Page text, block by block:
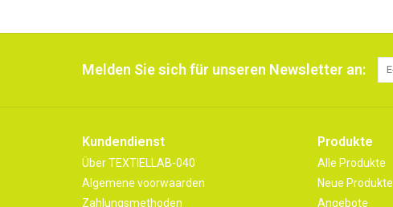
Melden Sie sich für unseren Newsletter an:
Kundendienst
Über TEXTIELLAB-040
Algemene voorwaarden
Zahlungsmethoden
Produkte
Alle Produkte
Neue Produkte
Angebote